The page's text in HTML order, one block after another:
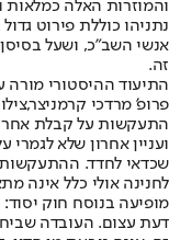
והמוזרות האלה
נתניהו כוללת פירוט
אנשי השב"כ, ושעל
זה.
התיעוד ההיסטורי
פרופ' מרדכי
התעקשות על קבלת
ועניין אחרון שלא
שכדאי לחדד.
לחנינה אולי כלל אינה
מופיעה בנוסח חוק
דעת עצום. העובדה